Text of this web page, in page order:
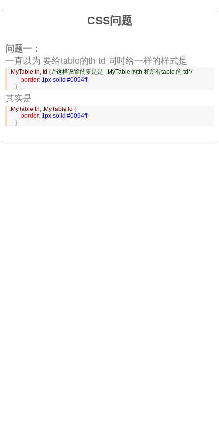
CSS问题
问题一：
一直以为 要给table的th td 同时给一样的样式是
.MyTable th, td { /*这样设置的要是是  .MyTable 的th 和所有table 的 td*/
        border
: 1px solid #0094ff;
    }
其实是
.MyTable th, .MyTable td {
        border
: 1px solid #0094ff;
    }